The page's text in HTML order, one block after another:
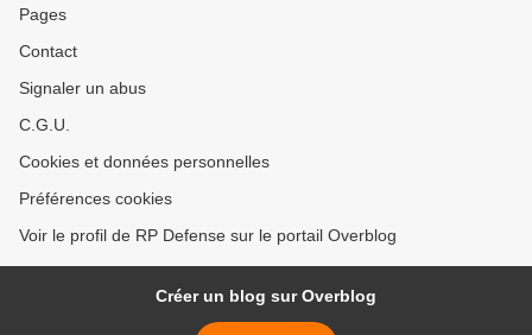
Pages
Contact
Signaler un abus
C.G.U.
Cookies et données personnelles
Préférences cookies
Voir le profil de RP Defense sur le portail Overblog
Créer un blog sur Overblog